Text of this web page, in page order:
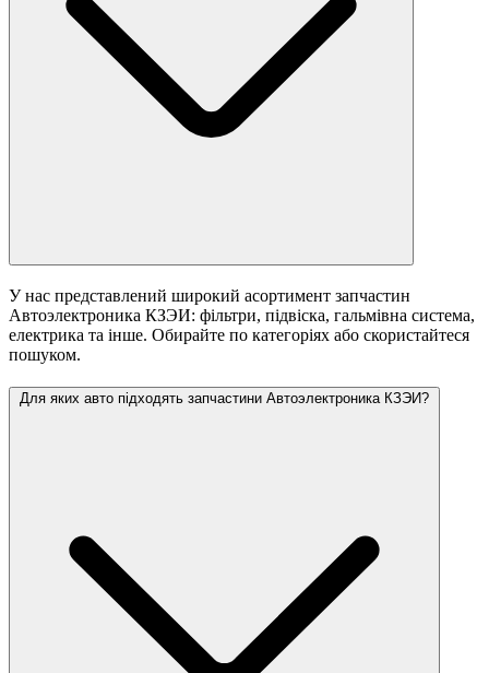
У нас представлений широкий асортимент запчастин
Автоэлектроника КЗЭИ: фільтри, підвіска, гальмівна система,
електрика та інше. Обирайте по категоріях або скористайтеся
пошуком.
Для яких авто підходять запчастини Автоэлектроника КЗЭИ?